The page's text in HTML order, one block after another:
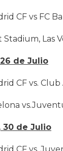
CF vs FC
Las
de Julio
CF vs.
30 de Julio